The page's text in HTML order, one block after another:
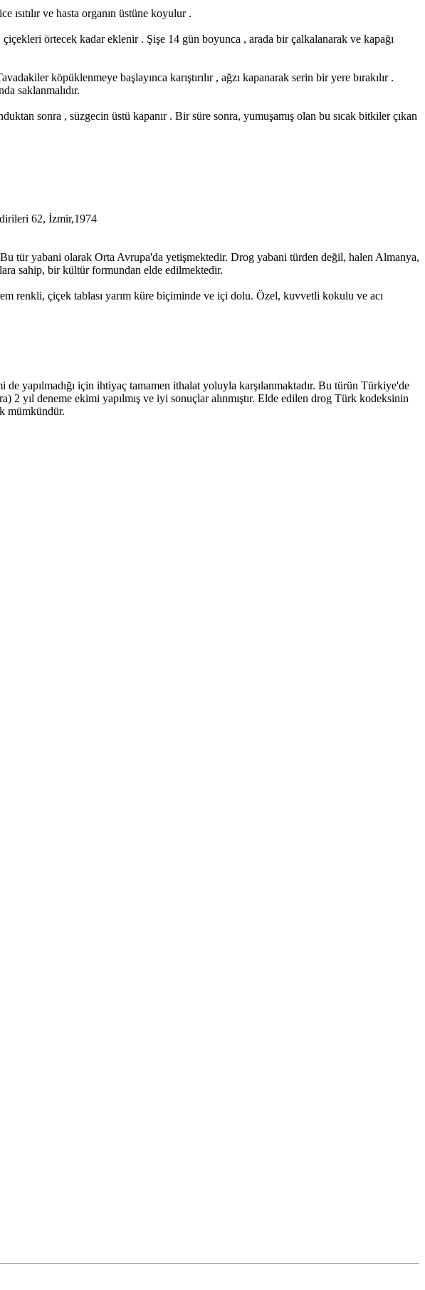
ve hasta organın üstüne koyulur .
örtecek kadar eklenir . Şişe 14 gün boyunca , arada bir çalkalanarak ve kapağı
köpüklenmeye başlayınca karıştırılır , ağzı kapanarak serin bir yere bırakılır .
saklanmalıdır.
sonra , süzgecin üstü kapanır . Bir süre sonra, yumuşamış olan bu sıcak bitkiler çıkan
62, İzmir,1974
tür yabani olarak Orta Avrupa'da yetişmektedir. Drog yabani türden değil, halen Almanya,
sahip, bir kültür formundan elde edilmektedir.
renkli, çiçek tablası yarım küre biçiminde ve içi dolu. Özel, kuvvetli kokulu ve acı
yapılmadığı için ihtiyaç tamamen ithalat yoluyla karşılanmaktadır. Bu türün Türkiye'de
2 yıl deneme ekimi yapılmış ve iyi sonuçlar alınmıştır. Elde edilen drog Türk kodeksinin
mümkündür.